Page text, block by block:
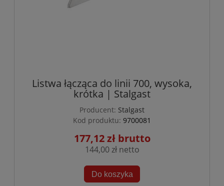
Listwa łącząca do linii 700, wysoka,
krótka | Stalgast
Producent: Stalgast
Kod produktu: 9700081
177,12 zł
144,00 zł
Do koszyka